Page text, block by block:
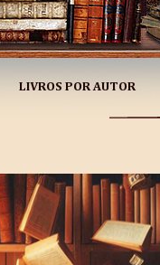
LIVROS POR AUTOR